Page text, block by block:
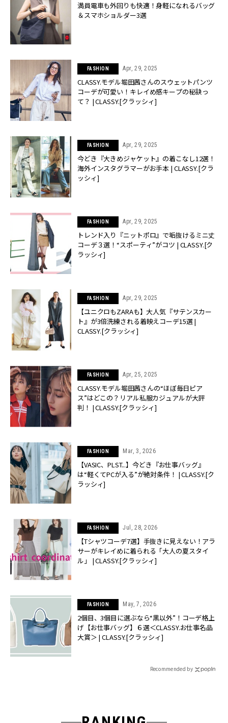
満員電車も外回りも快適！身軽になれるバッグ
＆スマホショルダー3選
FASHION Apr, 29, 2025
CLASSY.モデル堀田茜さんのスウェットパンツ
コーデが可愛い！キレイめ感キープの秘訣っ
て？ | CLASSY.[クラッシィ]
FASHION Apr, 29, 2025
今どき『大きめジャケット』の着こなし12選！
海外インスタグラマーがお手本 | CLASSY.[クラ
ッシィ]
FASHION Apr, 29, 2025
トレンド入り『ニットポロ』で垢抜けるミニ丈
コーデ３選！“スポーティ”がコツ | CLASSY.[ク
ラッシィ]
FASHION Apr, 29, 2025
【ユニクロもZARAも】大人気『サテンスカー
ト』が3倍洗練される着映えコーデ15選 |
CLASSY.[クラッシィ]
FASHION Apr, 25, 2025
CLASSY.モデル堀田茜さんの“ほぼ毎日ピア
ス”はどこの？リアル私服カジュアルが大評
判！ | CLASSY.[クラッシィ]
FASHION Mar, 3, 2026
【VASIC、PLST...】今どき『お仕事バッグ』
は“軽くてPCが入る”が絶対条件！ | CLASSY.[ク
ラッシィ]
FASHION Jul, 28, 2026
【Tシャツコーデ7選】手抜きに見えない！アラ
サーがキレイめに着られる「大人の夏スタイ
ル」 | CLASSY.[クラッシィ]
FASHION May, 7, 2026
2個目、3個目に選ぶなら“黒以外”！コーデ格上
げ【お仕事バッグ】６選＜CLASSY.お仕事名品
大賞＞ | CLASSY.[クラッシィ]
Recommended by